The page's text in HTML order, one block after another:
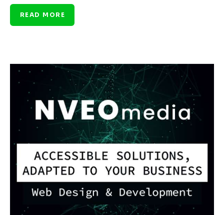
READ MORE